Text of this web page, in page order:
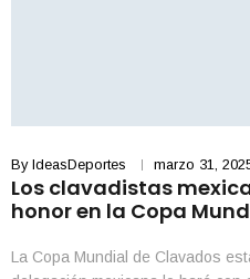
By IdeasDeportes marzo 31,
Los clavadistas
honor en la Copa
La Copa Mundial de Clavados